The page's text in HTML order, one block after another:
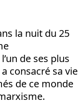
la nuit du 25
de ses plus
consacré sa vie
de ce monde